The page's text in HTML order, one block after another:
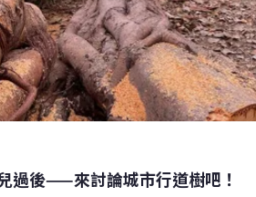
過後——來討論城市行道樹吧！